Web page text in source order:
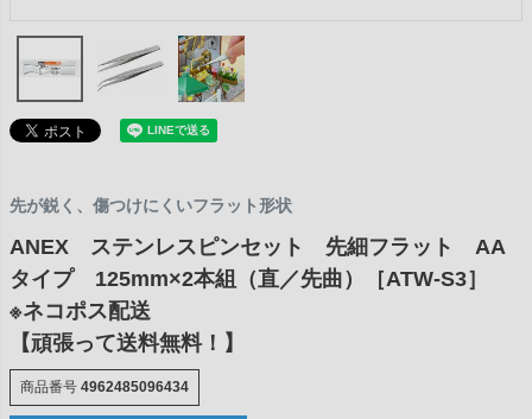
先が鋭く、傷つけにくいフラット形状
ANEX ステンレスピンセット 先細フラット AA
タイプ 125mm×2本組（直／先曲）［ATW-S3］
※ネコポス配送
【頑張って送料無料！】
商品番号 4962485096434